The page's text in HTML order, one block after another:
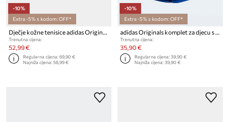
-10%
Extra -5% s kodom: OFF*
Dječje kožne tenisice adidas Originals SAMBA OG
Trenutna cijena:
52,99 €
Regularna cijena:69,90 €
Najniža cijena:58,99 €
-10%
Extra -5% s kodom: OFF*
adidas Originals komplet za djecu s pamukom
Trenutna cijena:
35,90 €
Regularna cijena:39,90 €
Najniža cijena:39,90 €